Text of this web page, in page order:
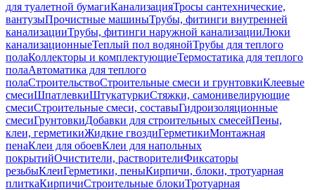
для туалетной бумагиКанализацияТросы сантехнические,
вантузыПрочистные машиныТрубы, фитинги внутренней
канализацииТрубы, фитинги наружной канализацииЛюки
канализационныеТеплый пол водянойТрубы для теплого
полаКоллекторы и комплектующиеТермостатика для теплого
полаАвтоматика для теплого
полаСтроительствоСтроительные смеси и грунтовкиКлеевые
смесиШпатлевкиШтукатуркиСтяжки, самонивелирующие
смесиСтроительные смеси, составыГидроизоляционные
смесиГрунтовкиДобавки для строительных смесейПены,
клеи, герметикиЖидкие гвоздиГерметикиМонтажная
пенаКлеи для обоевКлеи для напольных
покрытийОчистители, растворителиФиксаторы
резьбыКлеиГерметики, пеныКирпичи, блоки, тротуарная
плиткаКирпичиСтроительные блокиТротуарная